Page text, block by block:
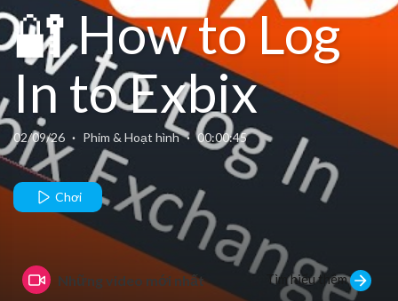
🔐 How to Log
In to Exbix
Exchange |
Quick & Easy
Login Tutorial
02/09/26 · Phim & Hoạt hình · 00:00:45
Chơi
Những video mới nhất Tìm hiểu thêm